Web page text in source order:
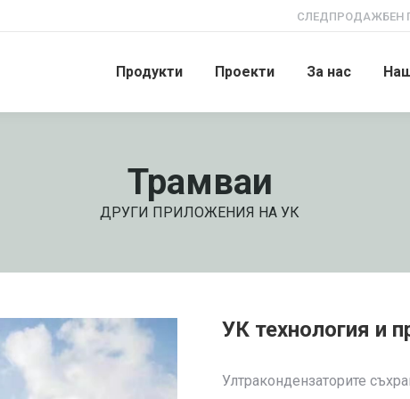
СЛЕДПРОДАЖБЕН
Продукти Проекти За нас
Трамваи
ДРУГИ ПРИЛОЖЕНИЯ НА УК
УК технология и
Ултракондензаторите